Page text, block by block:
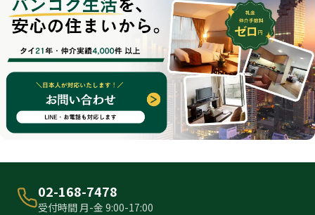
02-168-7478
受付時間 月-金 9:00-17:00